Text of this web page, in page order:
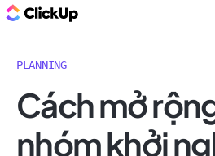
PLANNING
Cách mở
nhóm khởi